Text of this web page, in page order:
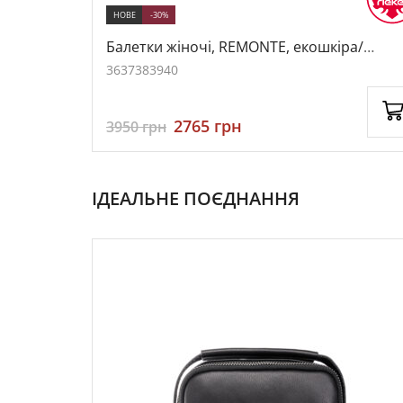
НОВЕ
Балетки жіночі, REMONTE, екошкіра/
текстиль, колір чорний, 1074876
-30%
3637383940
3950грн 2765 грн
ІДЕАЛЬНЕ ПОЄДНАННЯ